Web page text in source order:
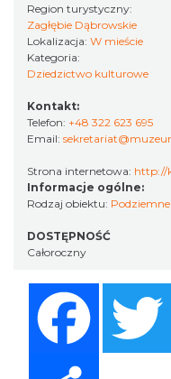
Region turystyczny:
Zagłębie Dąbrowskie
Lokalizacja: W mieście
Kategoria:
Dziedzictwo kulturowe
Kontakt:
Telefon: +48 322 623 695
Email:
Strona internetowa: http://
Informacje ogólne:
Rodzaj obiektu:
DOSTĘPNOŚĆ
Całoroczny